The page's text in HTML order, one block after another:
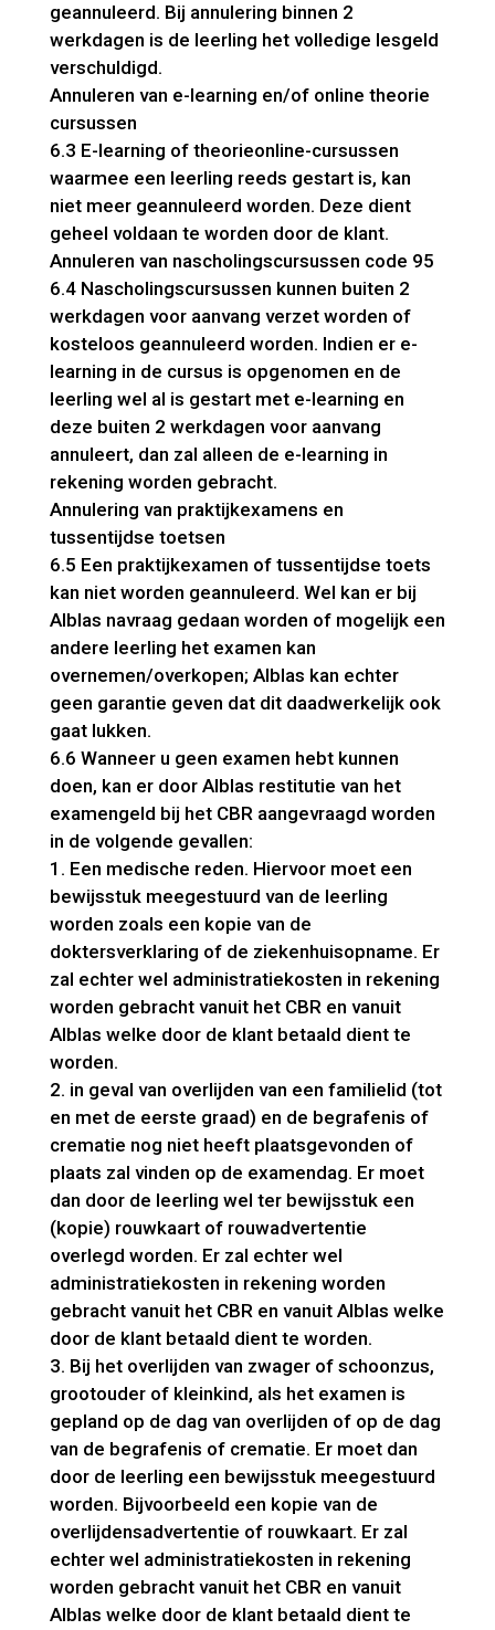
geannuleerd. Bij annulering binnen 2
werkdagen is de leerling het volledige lesgeld
verschuldigd.
Annuleren van e-learning en/of online theorie
cursussen
6.3 E-learning of theorieonline-cursussen
waarmee een leerling reeds gestart is, kan
niet meer geannuleerd worden. Deze dient
geheel voldaan te worden door de klant.
Annuleren van nascholingscursussen code 95
6.4 Nascholingscursussen kunnen buiten 2
werkdagen voor aanvang verzet worden of
kosteloos geannuleerd worden. Indien er e-
learning in de cursus is opgenomen en de
leerling wel al is gestart met e-learning en
deze buiten 2 werkdagen voor aanvang
annuleert, dan zal alleen de e-learning in
rekening worden gebracht.
Annulering van praktijkexamens en
tussentijdse toetsen
6.5 Een praktijkexamen of tussentijdse toets
kan niet worden geannuleerd. Wel kan er bij
Alblas navraag gedaan worden of mogelijk een
andere leerling het examen kan
overnemen/overkopen; Alblas kan echter
geen garantie geven dat dit daadwerkelijk ook
gaat lukken.
6.6 Wanneer u geen examen hebt kunnen
doen, kan er door Alblas restitutie van het
examengeld bij het CBR aangevraagd worden
in de volgende gevallen:
1. Een medische reden. Hiervoor moet een
bewijsstuk meegestuurd van de leerling
worden zoals een kopie van de
doktersverklaring of de ziekenhuisopname. Er
zal echter wel administratiekosten in rekening
worden gebracht vanuit het CBR en vanuit
Alblas welke door de klant betaald dient te
worden.
2. in geval van overlijden van een familielid (tot
en met de eerste graad) en de begrafenis of
crematie nog niet heeft plaatsgevonden of
plaats zal vinden op de examendag. Er moet
dan door de leerling wel ter bewijsstuk een
(kopie) rouwkaart of rouwadvertentie
overlegd worden. Er zal echter wel
administratiekosten in rekening worden
gebracht vanuit het CBR en vanuit Alblas welke
door de klant betaald dient te worden.
3. Bij het overlijden van zwager of schoonzus,
grootouder of kleinkind, als het examen is
gepland op de dag van overlijden of op de dag
van de begrafenis of crematie. Er moet dan
door de leerling een bewijsstuk meegestuurd
worden. Bijvoorbeeld een kopie van de
overlijdensadvertentie of rouwkaart. Er zal
echter wel administratiekosten in rekening
worden gebracht vanuit het CBR en vanuit
Alblas welke door de klant betaald dient te